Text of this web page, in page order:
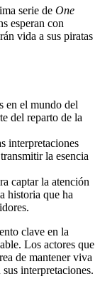
serie de One
esperan con
vida a sus piratas
en el mundo del
del reparto de la
interpretaciones
la esencia
captar la atención
historia que ha
clave en la
Los actores que
de mantener viva
interpretaciones.